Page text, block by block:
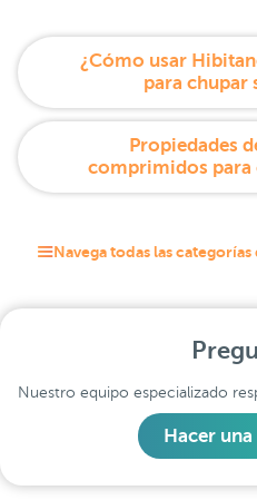
¿Cómo usar
para chupar
Propiedades
comprimidos para
Navega todas las
Nuestro equipo especializado
Hacer